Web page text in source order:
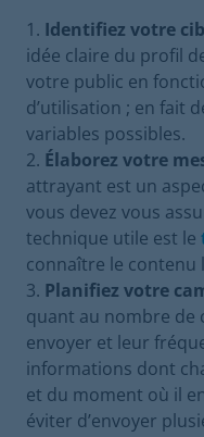
Identifiez votre
idée claire du profil
votre public en
d’utilisation ; en fait
variables possibles.
Élaborez votre
attrayant est un
vous devez vous
technique utile est le
connaître le contenu
Planifiez votre
quant au nombre de
envoyer et leur
informations dont
et du moment où il
éviter d’envoyer